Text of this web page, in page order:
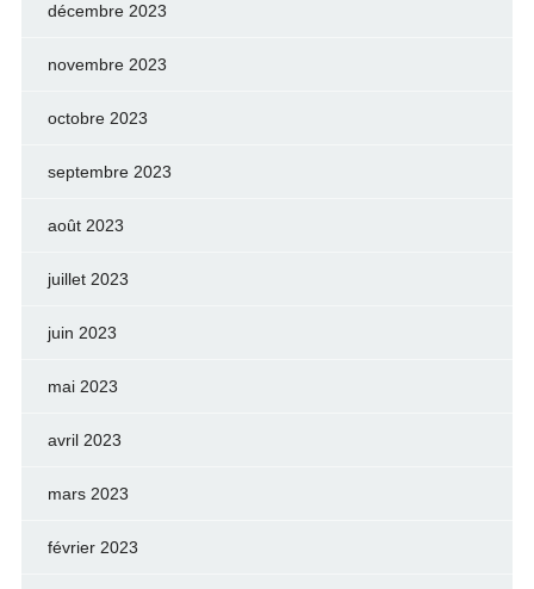
décembre 2023
novembre 2023
octobre 2023
septembre 2023
août 2023
juillet 2023
juin 2023
mai 2023
avril 2023
mars 2023
février 2023